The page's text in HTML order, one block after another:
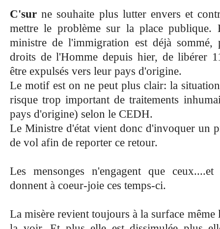
C'sur ne souhaite plus lutter envers et
mettre le problème sur la place publique.
ministre de l'immigration est déjà sommé,
droits de l'Homme depuis hier, de libérer
être expulsés vers leur pays d'origine.
Le motif est on ne peut plus clair: la
risque trop important de traitements
pays d'origine) selon le CEDH.
Le Ministre d'état vient donc d'invoquer un
de vol afin de reporter ce retour.
Les mensonges n'engagent que
donnent à coeur-joie ces temps-ci.
La misère revient toujours à la surface même